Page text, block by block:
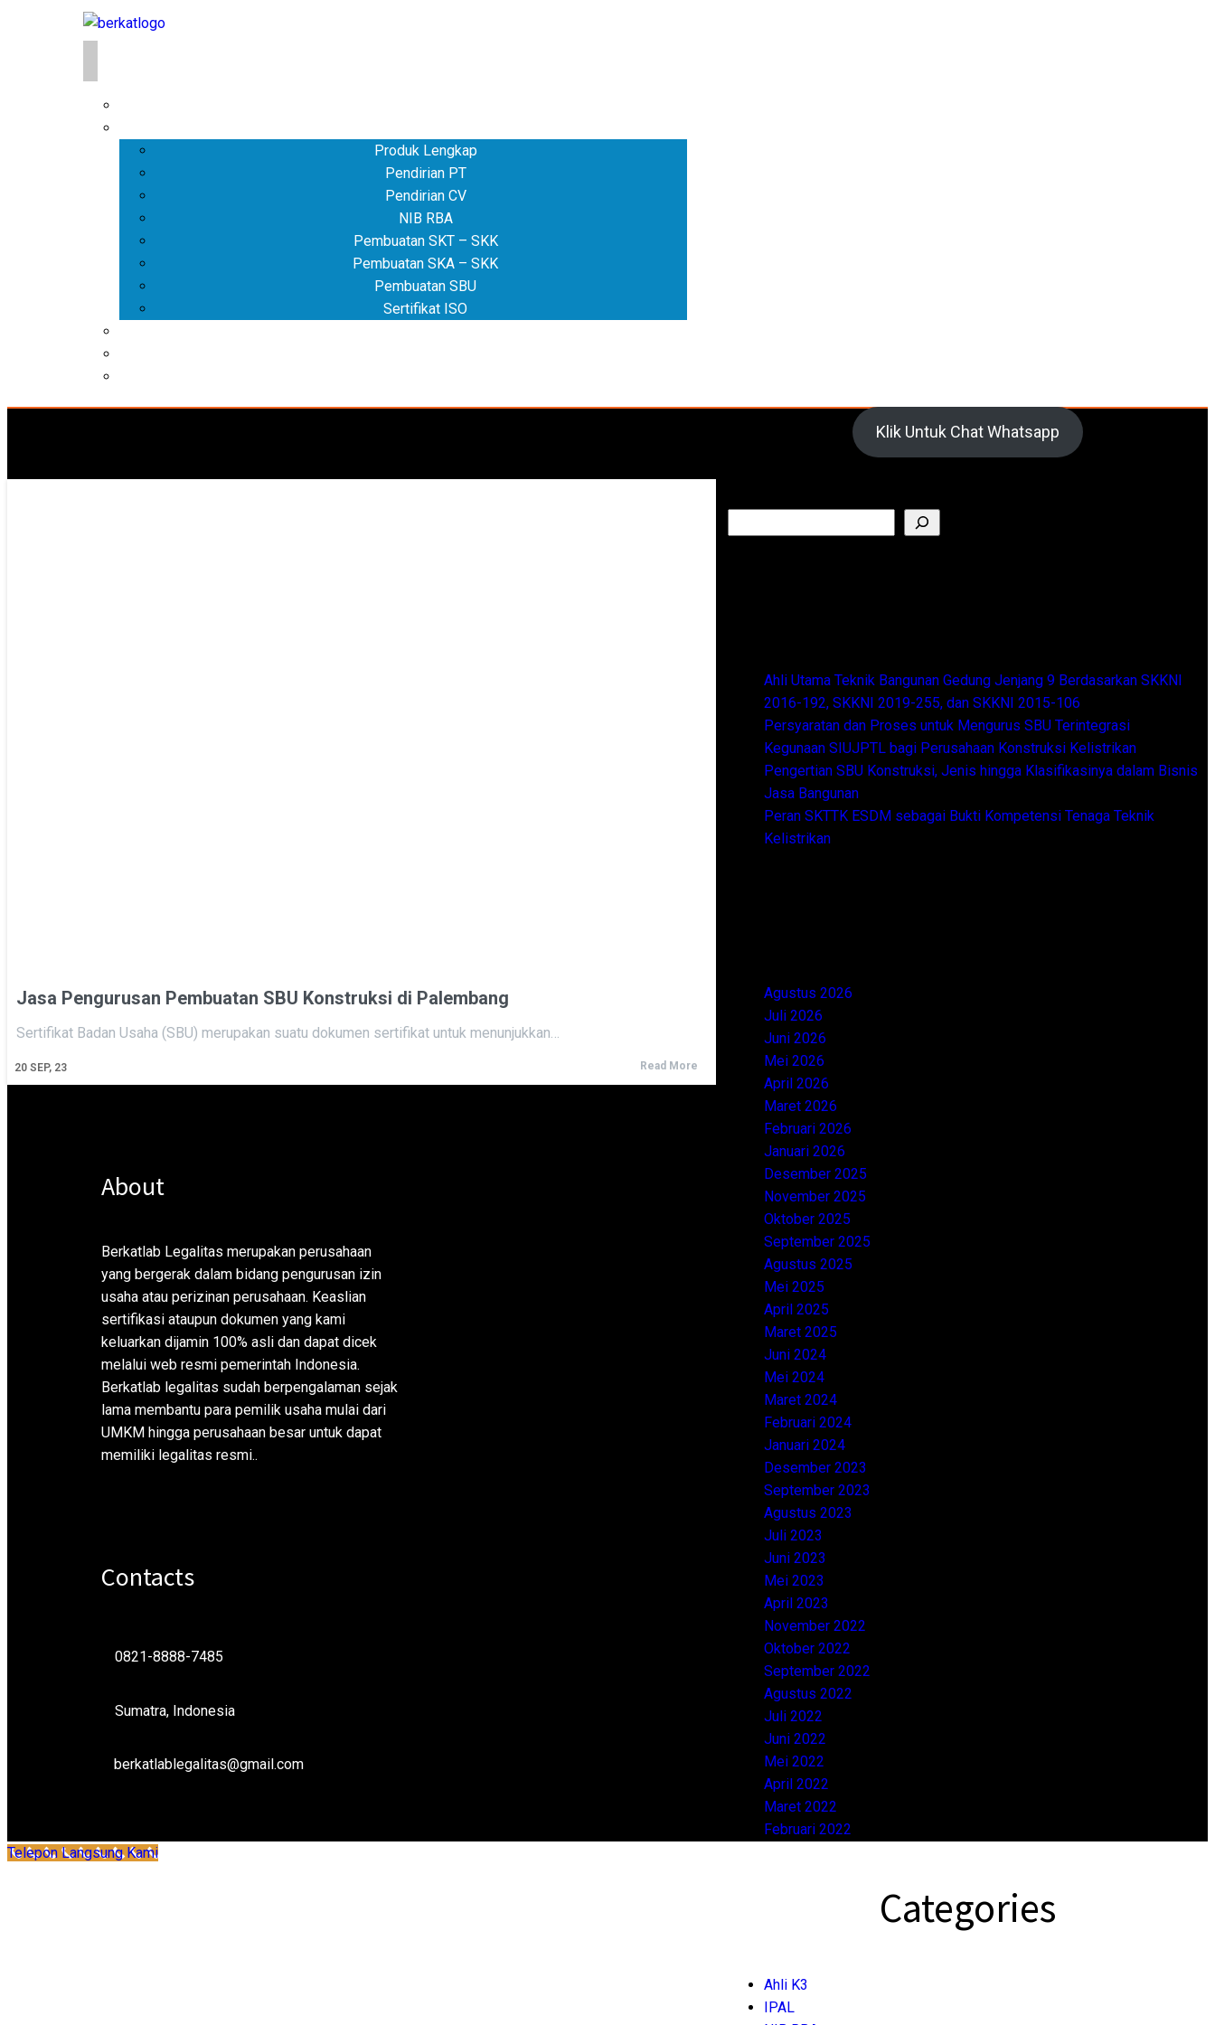
Produk Lengkap
Pendirian PT
Pendirian CV
NIB RBA
Pembuatan SKT – SKK
Pembuatan SKA – SKK
Pembuatan SBU
Sertifikat ISO
Jasa Pengurusan Pembuatan SBU Konstruksi di Palembang
20 SEP, 23
Sertifikat Badan Usaha (SBU) merupakan suatu dokumen sertifikat untuk menunjukkan…
Read More
Klik Untuk Chat Whatsapp
Ahli Utama Teknik Bangunan Gedung Jenjang 9 Berdasarkan SKKNI
2016-192, SKKNI 2019-255, dan SKKNI 2015-106
Persyaratan dan Proses untuk Mengurus SBU Terintegrasi
Kegunaan SIUJPTL bagi Perusahaan Konstruksi Kelistrikan
Pengertian SBU Konstruksi, Jenis hingga Klasifikasinya dalam Bisnis
Jasa Bangunan
Peran SKTTK ESDM sebagai Bukti Kompetensi Tenaga Teknik
Kelistrikan
Agustus 2026
Juli 2026
Juni 2026
Mei 2026
April 2026
Maret 2026
Februari 2026
Januari 2026
Desember 2025
November 2025
Oktober 2025
September 2025
Agustus 2025
Mei 2025
April 2025
Maret 2025
Juni 2024
Mei 2024
Maret 2024
Februari 2024
Januari 2024
Desember 2023
September 2023
Agustus 2023
Juli 2023
Juni 2023
Mei 2023
April 2023
November 2022
Oktober 2022
September 2022
Agustus 2022
Juli 2022
Juni 2022
Mei 2022
April 2022
Maret 2022
Februari 2022
Categories
Ahli K3
IPAL
About
Berkatlab Legalitas merupakan perusahaan
yang bergerak dalam bidang pengurusan izin
usaha atau perizinan perusahaan. Keaslian
sertifikasi ataupun dokumen yang kami
keluarkan dijamin 100% asli dan dapat dicek
melalui web resmi pemerintah Indonesia.
Berkatlab legalitas sudah berpengalaman sejak
lama membantu para pemilik usaha mulai dari
UMKM hingga perusahaan besar untuk dapat
memiliki legalitas resmi..
Contacts
0821-8888-7485
Sumatra, Indonesia
berkatlablegalitas@gmail.com
Telepon Langsung Kami